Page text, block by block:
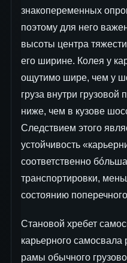
знакопеременных
поэтому для него
высоты центра
его ширине. Колея у
ощутимо шире, чем у
груза внутри
ниже, чем в кузове
Следствием этого
устойчивость
соответственно
транспортировки,
состоянию
Становой хребет
карьерного самосвала
рамы обычного